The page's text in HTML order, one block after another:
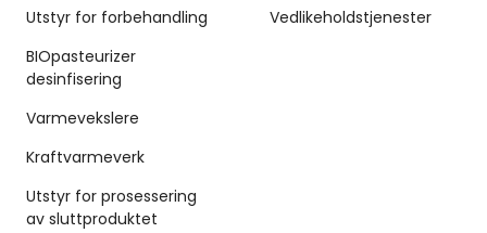
Utstyr for forbehandling
BIOpasteurizer
desinfisering
Varmevekslere
Kraftvarmeverk
Utstyr for prosessering
av sluttproduktet
Vedlikeholdstjenester